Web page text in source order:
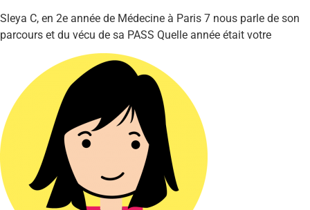
Sleya C, en 2e année de Médecine à Paris 7 nous parle de son
parcours et du vécu de sa PASS Quelle année était votre